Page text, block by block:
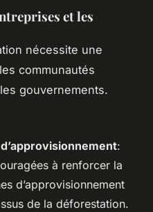
et les
nécessite une
communautés
gouvernements.
:
à renforcer la
d’approvisionnement
de la déforestation.